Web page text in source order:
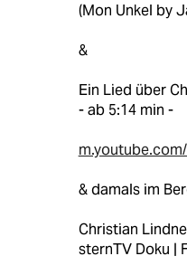
(Mon Unkel by
&
Ein Lied über
- ab 5:14 min -
& damals im
Christian
sternTV Doku |